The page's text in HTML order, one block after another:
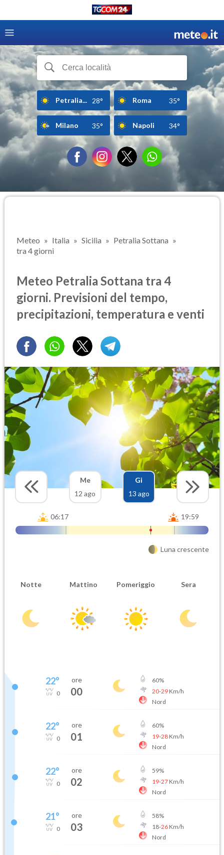
Petralia... 28° Roma 35°
Milano 35° Napoli 34°
Meteo Italia Sicilia
Petralia Sottana
tra 4 giorni
Meteo Petralia Sottana tra 4
giorni. Previsioni del tempo,
precipitazioni, temperatura e venti
Me
12 ago
Gi
13 ago
06:17 19:59
Luna crescente
Notte Mattino Pomeriggio Sera
22°
0
ore
00
60%
20-29Km/h
Nord
22°
0
ore
01
60%
19-28Km/h
Nord
22°
0
ore
02
59%
19-27Km/h
Nord
21°
0
ore
03
58%
18-26Km/h
Nord